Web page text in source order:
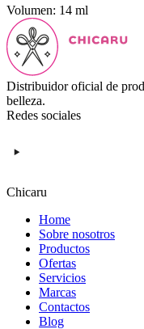
Volumen: 14 ml
Distribuidor oficial de
belleza.
Redes sociales
Chicaru
Home
Sobre nosotros
Productos
Ofertas
Servicios
Marcas
Contactos
Blog